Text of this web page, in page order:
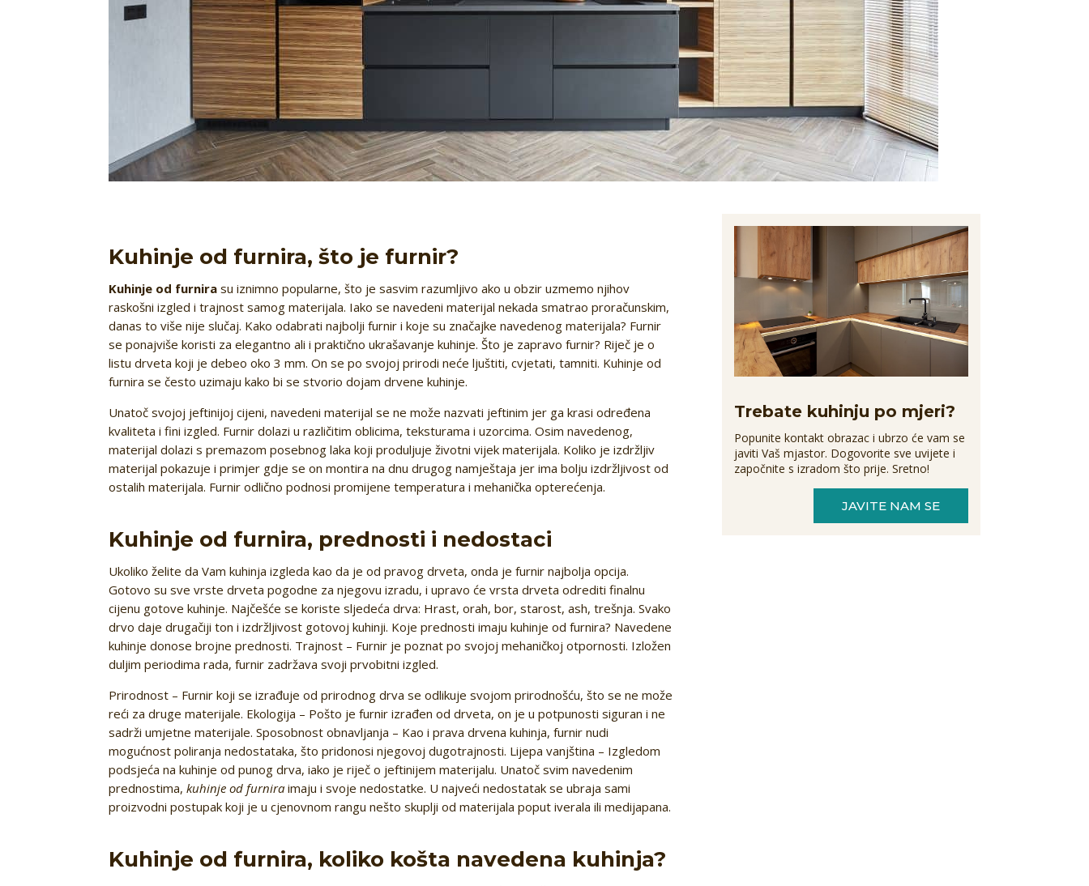
Kuhinje od furnira, što je furnir?
Kuhinje od furnira su iznimno popularne, što je sasvim razumljivo ako u obzir uzmemo njihov
raskošni izgled i trajnost samog materijala. Iako se navedeni materijal nekada smatrao proračunskim,
danas to više nije slučaj. Kako odabrati najbolji furnir i koje su značajke navedenog materijala? Furnir
se ponajviše koristi za elegantno ali i praktično ukrašavanje kuhinje. Što je zapravo furnir? Riječ je o
listu drveta koji je debeo oko 3 mm. On se po svojoj prirodi neće ljuštiti, cvjetati, tamniti. Kuhinje od
furnira se često uzimaju kako bi se stvorio dojam drvene kuhinje.
Unatoč svojoj jeftinijoj cijeni, navedeni materijal se ne može nazvati jeftinim jer ga krasi određena
kvaliteta i fini izgled. Furnir dolazi u različitim oblicima, teksturama i uzorcima. Osim navedenog,
materijal dolazi s premazom posebnog laka koji produljuje životni vijek materijala. Koliko je izdržljiv
materijal pokazuje i primjer gdje se on montira na dnu drugog namještaja jer ima bolju izdržljivost od
ostalih materijala. Furnir odlično podnosi promijene temperatura i mehanička opterećenja.
Kuhinje od furnira, prednosti i nedostaci
Ukoliko želite da Vam kuhinja izgleda kao da je od pravog drveta, onda je furnir najbolja opcija.
Gotovo su sve vrste drveta pogodne za njegovu izradu, i upravo će vrsta drveta odrediti finalnu
cijenu gotove kuhinje. Najčešće se koriste sljedeća drva: Hrast, orah, bor, starost, ash, trešnja. Svako
drvo daje drugačiji ton i izdržljivost gotovoj kuhinji. Koje prednosti imaju kuhinje od furnira? Navedene
kuhinje donose brojne prednosti. Trajnost – Furnir je poznat po svojoj mehaničkoj otpornosti. Izložen
duljim periodima rada, furnir zadržava svoji prvobitni izgled.
Prirodnost – Furnir koji se izrađuje od prirodnog drva se odlikuje svojom prirodnošću, što se ne može
reći za druge materijale. Ekologija – Pošto je furnir izrađen od drveta, on je u potpunosti siguran i ne
sadrži umjetne materijale. Sposobnost obnavljanja – Kao i prava drvena kuhinja, furnir nudi
mogućnost poliranja nedostataka, što pridonosi njegovoj dugotrajnosti. Lijepa vanjština – Izgledom
podsjeća na kuhinje od punog drva, iako je riječ o jeftinijem materijalu. Unatoč svim navedenim
prednostima,kuhinje od furnira imaju i svoje nedostatke. U najveći nedostatak se ubraja sami
proizvodni postupak koji je u cjenovnom rangu nešto skuplji od materijala poput iverala ili medijapana.
Kuhinje od furnira, koliko košta navedena kuhinja?
Trebate kuhinju po mjeri?
Popunite kontakt obrazac i ubrzo će vam se
javiti Vaš mjastor. Dogovorite sve uvijete i
započnite s izradom što prije. Sretno!
JAVITE NAM SE